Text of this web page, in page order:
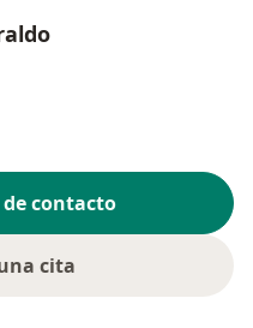
contacto
cita